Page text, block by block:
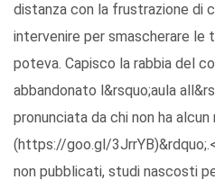
distanza con la frustrazione di
intervenire per smascherare le
poteva. Capisco la rabbia del
abbandonato l&rsquo;aula
pronunciata da chi non ha
(https://goo.gl/
non pubblicati, studi nascosti